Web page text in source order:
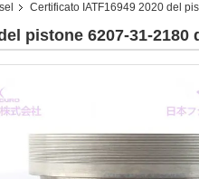
Certificato IATF16949 2020 del
pistone 6207-31-